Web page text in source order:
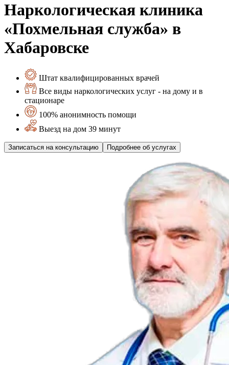
Наркологическая клиника
«Похмельная служба» в
Хабаровске
Штат квалифицированных врачей
Все виды наркологических услуг - на дому и в
стационаре
100% анонимность помощи
Выезд на дом 39 минут
Записаться на консультацию Подробнее об услугах